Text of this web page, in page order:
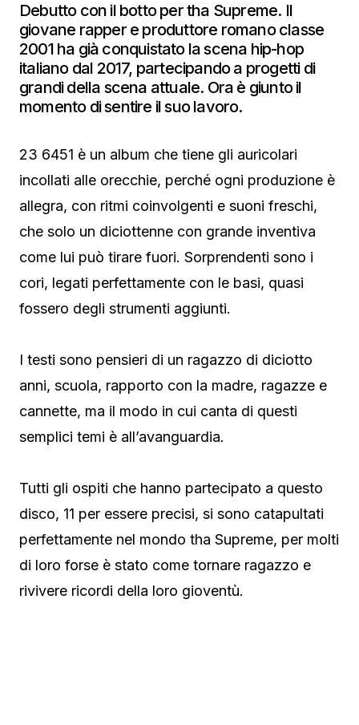
Debutto con il botto per tha Supreme. Il
giovane rapper e produttore romano classe
2001 ha già conquistato la scena hip-hop
italiano dal 2017, partecipando a progetti di
grandi della scena attuale. Ora è giunto il
momento di sentire il suo lavoro.
23 6451 è un album che tiene gli auricolari
incollati alle orecchie, perché ogni produzione è
allegra, con ritmi coinvolgenti e suoni freschi,
che solo un diciottenne con grande inventiva
come lui può tirare fuori. Sorprendenti sono i
cori, legati perfettamente con le basi, quasi
fossero degli strumenti aggiunti.
I testi sono pensieri di un ragazzo di diciotto
anni, scuola, rapporto con la madre, ragazze e
cannette, ma il modo in cui canta di questi
semplici temi è all’avanguardia.
Tutti gli ospiti che hanno partecipato a questo
disco, 11 per essere precisi, si sono catapultati
perfettamente nel mondo tha Supreme, per molti
di loro forse è stato come tornare ragazzo e
rivivere ricordi della loro gioventù.